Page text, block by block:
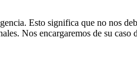
Esto significa que no nos
Nos encargaremos de su